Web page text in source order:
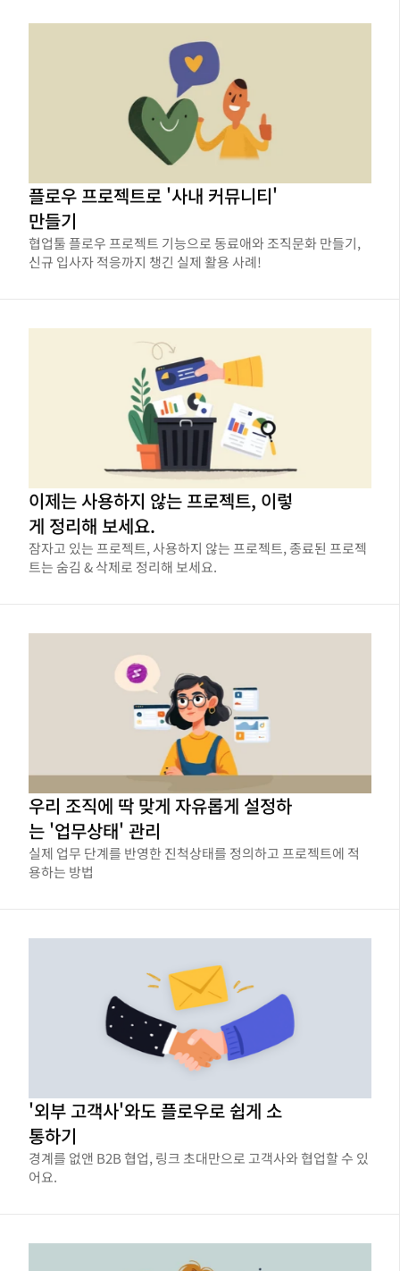
플로우 프로젝트로 '사내 커뮤니티'
만들기
협업툴 플로우 프로젝트 기능으로 동료애와 조직문화 만들기,
신규 입사자 적응까지 챙긴 실제 활용 사례!
이제는 사용하지 않는 프로젝트, 이렇
게 정리해 보세요.
잠자고 있는 프로젝트, 사용하지 않는 프로젝트, 종료된 프로젝
트는 숨김 & 삭제로 정리해 보세요.
우리 조직에 딱 맞게 자유롭게 설정하
는 '업무상태' 관리
실제 업무 단계를 반영한 진척상태를 정의하고 프로젝트에 적
용하는 방법
'외부 고객사'와도 플로우로 쉽게 소
통하기
경계를 없앤 B2B 협업, 링크 초대만으로 고객사와 협업할 수 있
어요.